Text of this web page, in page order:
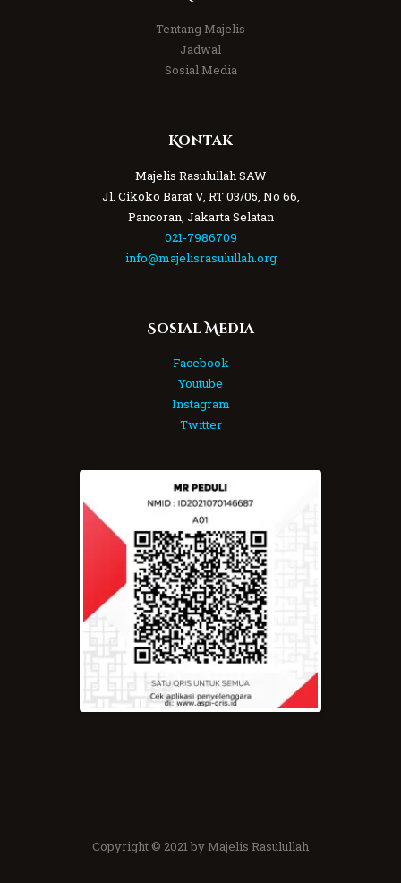
Tentang Majelis
Jadwal
Sosial Media
Kontak
Majelis Rasulullah SAW
Jl. Cikoko Barat V, RT 03/05, No 66,
Pancoran, Jakarta Selatan
021-7986709
info@majelisrasulullah.org
Sosial Media
Facebook
Youtube
Instagram
Twitter
Copyright © 2021 by Majelis Rasulullah